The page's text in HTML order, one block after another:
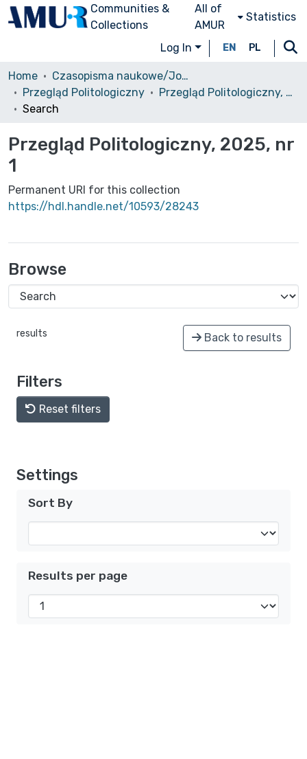
Communities &
Collections
All of
AMUR
Statistics
Log In EN PL
Home
Czasopisma naukowe/Journals
Przegląd Politologiczny
Przegląd Politologiczny, 2025, nr 1
Search
Przegląd Politologiczny, 2025, nr
1
Permanent URI for this collection
https://hdl.handle.net/10593/28243
Browse
results Back to results
Filters
Reset filters
Settings
Sort By
Results per page